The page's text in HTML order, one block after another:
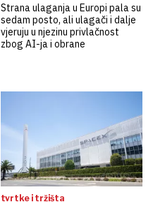
Strana ulaganja u Europi pala su
sedam posto, ali ulagači i dalje
vjeruju u njezinu privlačnost
zbog AI-ja i obrane
tvrtke i tržišta